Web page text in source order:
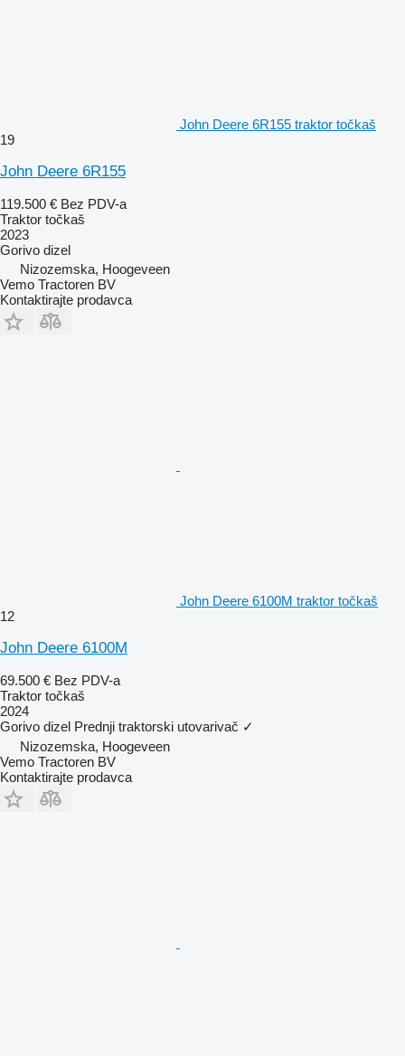
John Deere 6R155 traktor točkaš
19
John Deere 6R155
119.500 € Bez PDV-a
Traktor točkaš
2023
Gorivo dizel
Nizozemska, Hoogeveen
Vemo Tractoren BV
Kontaktirajte prodavca
John Deere 6100M traktor točkaš
12
John Deere 6100M
69.500 € Bez PDV-a
Traktor točkaš
2024
Gorivo dizel Prednji traktorski utovarivač ✓
Nizozemska, Hoogeveen
Vemo Tractoren BV
Kontaktirajte prodavca